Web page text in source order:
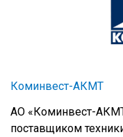
Коминвест-АКМТ
АО «Коминвест-
поставщиком